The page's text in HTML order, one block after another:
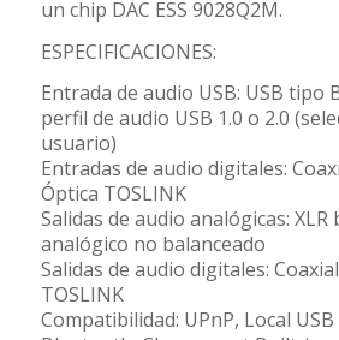
un chip DAC ESS 9028Q2M.
ESPECIFICACIONES:
Entrada de audio USB: USB tipo
perfil de audio USB 1.0 o 2.0
usuario)
Entradas de audio digitales:
Óptica TOSLINK
Salidas de audio analógicas: XLR
analógico no balanceado
Salidas de audio digitales:
TOSLINK
Compatibilidad: UPnP, Local